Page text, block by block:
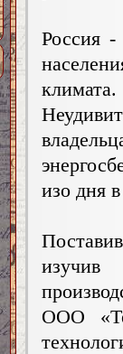
Россия -
изо дня
ООО